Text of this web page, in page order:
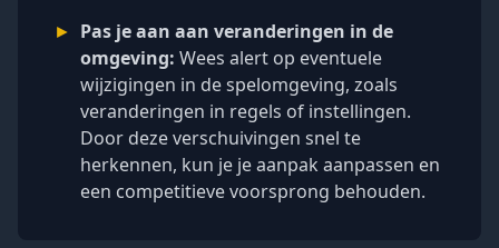
► Pas je aan aan veranderingen in de
omgeving: Wees alert op eventuele
wijzigingen in de spelomgeving, zoals
veranderingen in regels of instellingen.
Door deze verschuivingen snel te
herkennen, kun je je aanpak aanpassen en
een competitieve voorsprong behouden.